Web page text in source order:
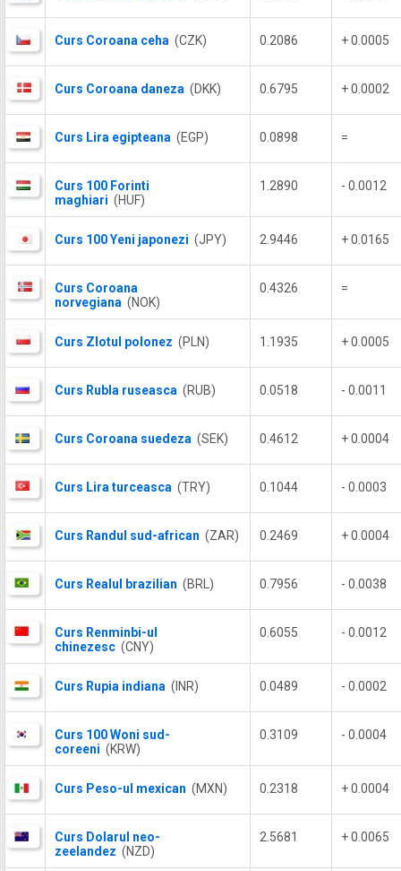
Curs Coroana ceha (CZK) 0.2086 + 0.0005
Curs Coroana daneza (DKK) 0.6795 + 0.0002
Curs Lira egipteana (EGP) 0.0898 =
Curs 100 Forinti
maghiari (HUF)
1.2890 - 0.0012
Curs 100 Yeni japonezi (JPY) 2.9446 + 0.0165
Curs Coroana
norvegiana (NOK)
0.4326 =
Curs Zlotul polonez (PLN) 1.1935 + 0.0005
Curs Rubla ruseasca (RUB) 0.0518 - 0.0011
Curs Coroana suedeza (SEK) 0.4612 + 0.0004
Curs Lira turceasca (TRY) 0.1044 - 0.0003
Curs Randul sud-african (ZAR) 0.2469 + 0.0004
Curs Realul brazilian (BRL) 0.7956 - 0.0038
Curs Renminbi-ul
chinezesc (CNY)
0.6055 - 0.0012
Curs Rupia indiana (INR) 0.0489 - 0.0002
Curs 100 Woni sud-
coreeni (KRW)
0.3109 - 0.0004
Curs Peso-ul mexican (MXN) 0.2318 + 0.0004
Curs Dolarul neo-
zeelandez (NZD)
2.5681 + 0.0065